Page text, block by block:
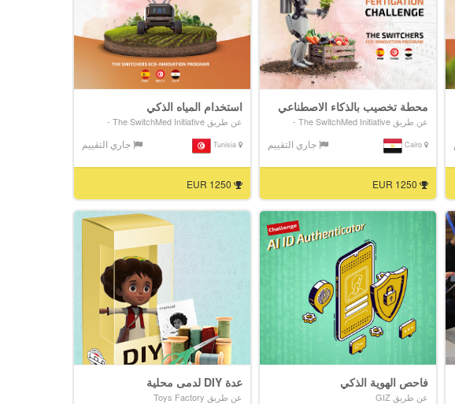
محطة تخصيب بالذكاء الاصطناعي
عن طريق The SwitchMed Initiative -
Cairo جاري التقييم
1250 EUR
استخدام المياه الذكي
عن طريق The SwitchMed Initiative -
Tunisia جاري التقييم
1250 EUR
فاحص الهوية الذكي
عن طريق GIZ
عدة DIY لدمى محلية
عن طريق Toys Factory